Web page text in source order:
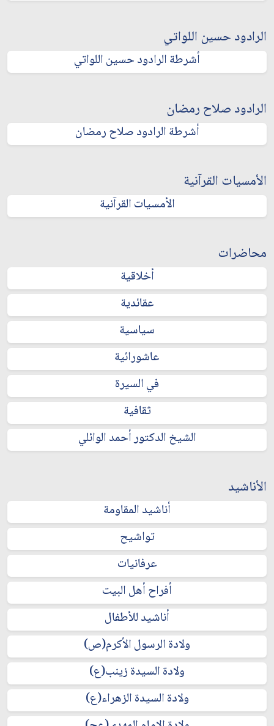
الرادود حسين اللواتي
أشرطة الرادود حسين اللواتي
الرادود صلاح رمضان
أشرطة الرادود صلاح رمضان
الأمسيات القرآنية
الأمسيات القرآنية
محاضرات
أخلاقية
عقائدية
سياسية
عاشورائية
في السيرة
ثقافية
الشيخ الدكتور أحمد الوائلي
الأناشيد
أناشيد المقاومة
تواشيح
عرفانيات
أفراح أهل البيت
أناشيد للأطفال
ولادة الرسول الأكرم(ص)
ولادة السيدة زينب(ع)
ولادة السيدة الزهراء(ع)